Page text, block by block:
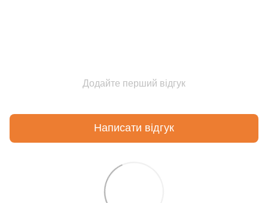
Додайте перший відгук
Написати відгук